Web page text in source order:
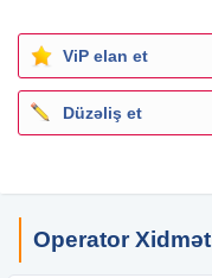
ViP elan et
Düzəliş et
Operator Xidmət